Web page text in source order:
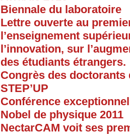
Biennale du laboratoire
Lettre ouverte au
l’enseignement
l’innovation, sur
des étudiants étrangers.
Congrès des doctorants
STEP’UP
Conférence
Nobel de physique 2011
NectarCAM voit ses